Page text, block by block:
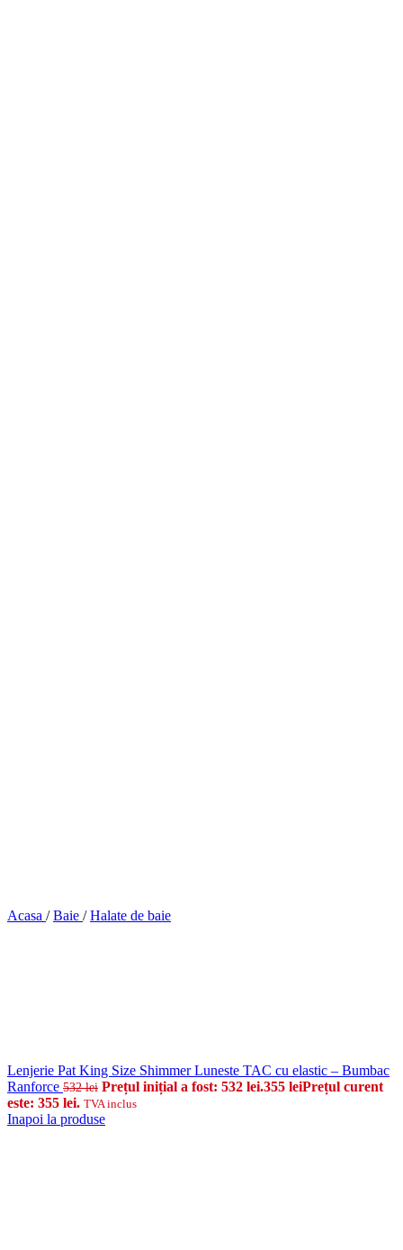
Acasa / Baie / Halate de baie
Lenjerie Pat King Size Shimmer Luneste TAC cu elastic – Bumbac
Ranforce 532lei Prețul inițial a fost: 532 lei.355 leiPrețul curent
este: 355 lei. TVA inclus
Inapoi la produse